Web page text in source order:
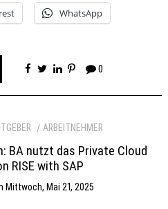
WhatsApp
0
ARBEITNEHMER
BA nutzt das Private Cloud
RISE with SAP
Mittwoch, Mai 21, 2025